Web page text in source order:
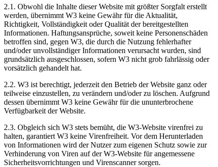
2.1. Obwohl die Inhalte dieser Website mit größter Sorgfalt erstellt
werden, übernimmt W3 keine Gewähr für die Aktualität,
Richtigkeit, Vollständigkeit oder Qualität der bereitgestellten
Informationen. Haftungsansprüche, soweit keine Personenschäden
betroffen sind, gegen W3, die durch die Nutzung fehlerhafter
und/oder unvollständiger Informationen verursacht wurden, sind
grundsätzlich ausgeschlossen, sofern W3 nicht grob fahrlässig oder
vorsätzlich gehandelt hat.
2.2. W3 ist berechtigt, jederzeit den Betrieb der Website ganz oder
teilweise einzustellen, zu verändern und/oder zu löschen. Aufgrund
dessen übernimmt W3 keine Gewähr für die ununterbrochene
Verfügbarkeit der Website.
2.3. Obgleich sich W3 stets bemüht, die W3-Website virenfrei zu
halten, garantiert W3 keine Virenfreiheit. Vor dem Herunterladen
von Informationen wird der Nutzer zum eigenen Schutz sowie zur
Verhinderung von Viren auf der W3-Website für angemessene
Sicherheitsvorrichtungen und Virenscanner sorgen.